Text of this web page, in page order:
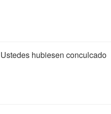
Ustedes hubiesen conculcado